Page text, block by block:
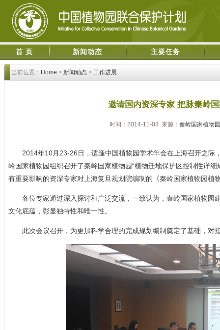
首 页 新闻动态 主要任务
当前位置： Home > 新闻动态 > 工作进展
邀请国内资深专家 把脉秦岭
时间：2014-11-03 来源： 秦岭国家植物园
2014年10月23-26日，适逢中国植物园学术年会在上海召开之际
岭国家植物园组织召开了秦岭国家植物园“植物迁地保护区控制性详
有重要影响的资深专家对上海复旦规划院编制的《秦岭国家植物园植
各位专家通过深入探讨和广泛交流，一致认为，秦岭国家植物园建
文化底蕴，彰显独特性和唯一性。
此次会议召开，为更加科学合理的完成规划编制奠定了基础，对